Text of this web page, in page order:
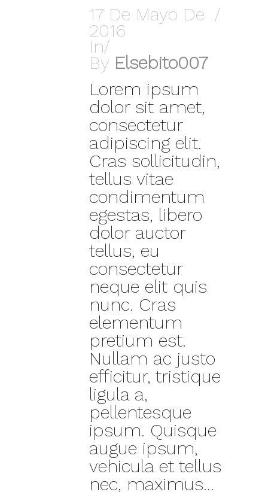
17 De Mayo De
2016
In
By Elsebito007
Lorem ipsum
dolor sit amet,
consectetur
adipiscing elit.
Cras sollicitudin,
tellus vitae
condimentum
egestas, libero
dolor auctor
tellus, eu
consectetur
neque elit quis
nunc. Cras
elementum
pretium est.
Nullam ac justo
efficitur, tristique
ligula a,
pellentesque
ipsum. Quisque
augue ipsum,
vehicula et tellus
nec, maximus...